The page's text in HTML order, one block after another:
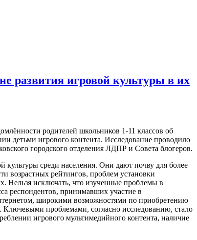
развития игровой культуры в их
родителей школьников 1-11 классов об
детьми игрового контента. Исследование проводило
городского отделения ЛДПР и Совета блогеров.
культуры среди населения. Они дают почву для более
возрастных рейтингов, проблем установки
Нельзя исключать, что изученные проблемы в
респондентов, принимавших участие в
широкими возможностями по приобретению
проблемами, согласно исследованию, стало
игрового мультимедийного контента, наличие